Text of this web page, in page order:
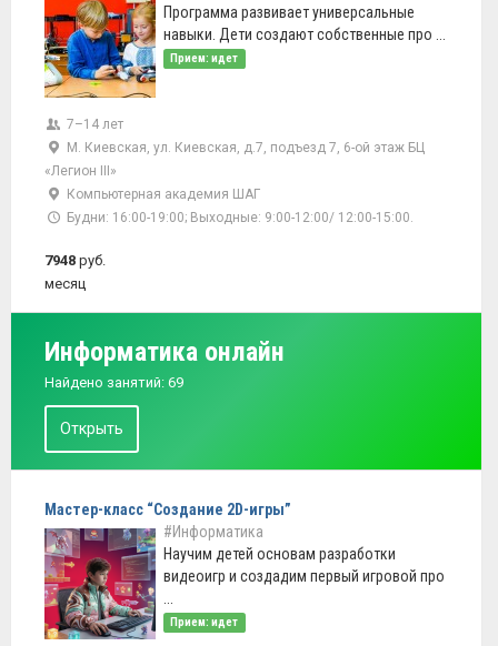
Программа развивает универсальные
навыки. Дети создают собственные про ...
Прием: идет
7–14 лет
М. Киевская, ул. Киевская, д.7, подъезд 7, 6-ой этаж БЦ
«Легион III»
Компьютерная академия ШАГ
Будни: 16:00-19:00; Выходные: 9:00-12:00/ 12:00-15:00.
7948 руб.
месяц
Информатика онлайн
Найдено занятий: 69
Открыть
Мастер-класс “Создание 2D-игры”
#Информатика
Научим детей основам разработки
видеоигр и создадим первый игровой про
Прием: идет